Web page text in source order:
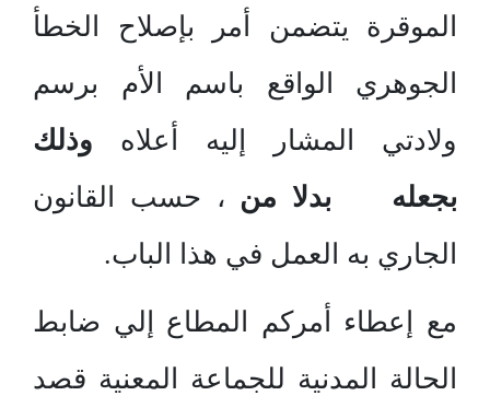
الموقرة يتضمن أمر بإصلاح الخطأ
الجوهري الواقع باسم الأم برسم
ولادتي المشار إليه أعلاه وذلك
بجعله بدلا من ، حسب القانون
الجاري به العمل في هذا الباب.
مع إعطاء أمركم المطاع إلي ضابط
الحالة المدنية للجماعة المعنية قصد